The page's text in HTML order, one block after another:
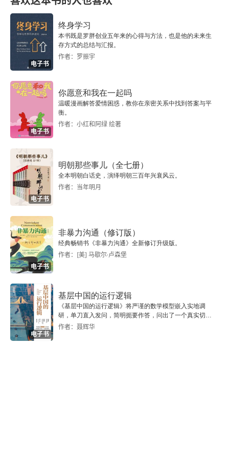
电子书
终身学习
本书既是罗胖创业五年来的心得与方法，也是他的未来生
存方式的总结与汇报。
作者：罗振宇
电子书
你愿意和我在一起吗
温暖漫画解答爱情困惑，教你在亲密关系中找到答案与平
衡。
作者：小红和阿绿 绘著
电子书
明朝那些事儿（全七册）
全本明朝白话史，演绎明朝三百年兴衰风云。
作者：当年明月
电子书
非暴力沟通（修订版）
经典畅销书《非暴力沟通》全新修订升级版。
作者：[美] 马歇尔·卢森堡
电子书
基层中国的运行逻辑
《基层中国的运行逻辑》将严谨的数学模型嵌入实地调
研，单刀直入发问，简明扼要作答，问出了一个真实切近
的基层中国。
作者：聂辉华